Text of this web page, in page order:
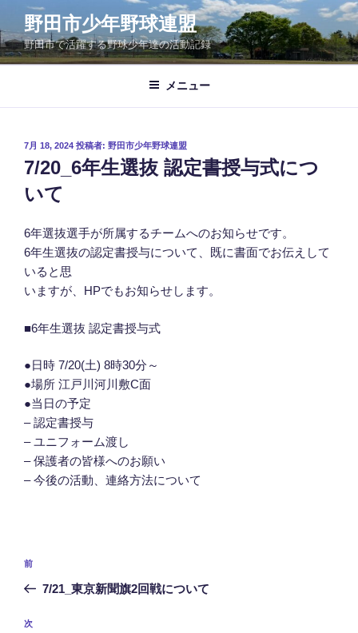
ン
テ
ン
へ
野田市少年野球連盟
野田市で活躍する野球少年達の活動記録
メニュー
投
稿
日:
7月 18, 2024 投稿者: 野田市少年野球連盟
7/20_6年生選抜 認定書授与式につ
いて
6年選抜選手が所属するチームへのお知らせです。
6年生選抜の認定書授与について、既に書面でお伝えして
いると思
いますが、HPでもお知らせします。
■6年生選抜 認定書授与式
●日時 7/20(土) 8時30分～
●場所 江戸川河川敷C面
●当日の予定
– 認定書授与
– ユニフォーム渡し
– 保護者の皆様へのお願い
– 今後の活動、連絡方法について
投
ビ
前
の
稿
前
7/21_東京新聞旗2回戦について
次
次